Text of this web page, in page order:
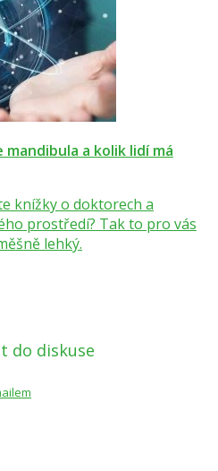
a kolik lidí má
knížky o doktorech a
prostředí? Tak to pro vás
lehký.
do diskuse